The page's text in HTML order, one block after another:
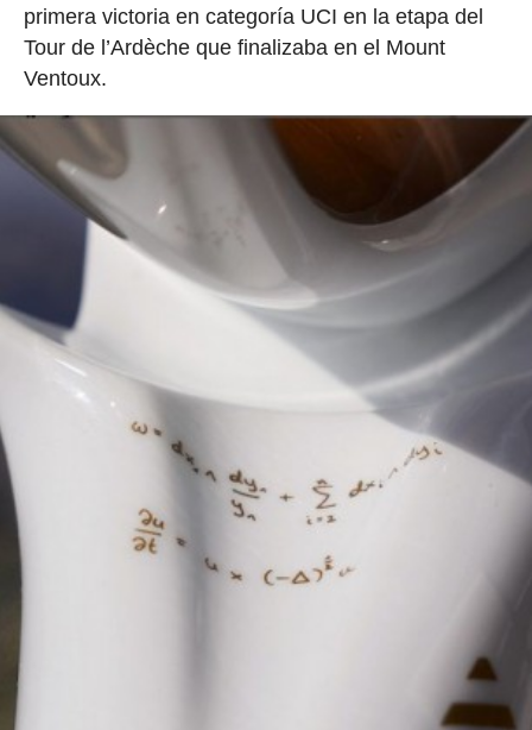
primera victoria en categoría UCI en la etapa del
Tour de l’Ardèche que finalizaba en el Mount
Ventoux.